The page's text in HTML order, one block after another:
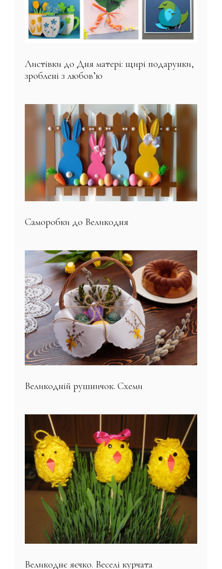
Листівки до Дня матері: щирі подарунки,
зроблені з любов’ю
Саморобки до Великодня
Великодній рушничок. Схеми
Великоднє яєчко. Веселі курчата